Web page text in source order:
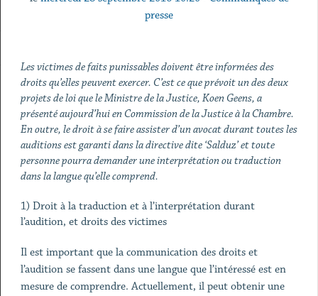
presse
Les victimes de faits punissables doivent être informées des
droits qu’elles peuvent exercer. C’est ce que prévoit un des deux
projets de loi que le Ministre de la Justice, Koen Geens, a
présenté aujourd’hui en Commission de la Justice à la Chambre.
En outre, le droit à se faire assister d’un avocat durant toutes les
auditions est garanti dans la directive dite ‘Salduz’ et toute
personne pourra demander une interprétation ou traduction
dans la langue qu’elle comprend.
1) Droit à la traduction et à l’interprétation durant
l’audition, et droits des victimes
Il est important que la communication des droits et
l’audition se fassent dans une langue que l’intéressé est en
mesure de comprendre. Actuellement, il peut obtenir une